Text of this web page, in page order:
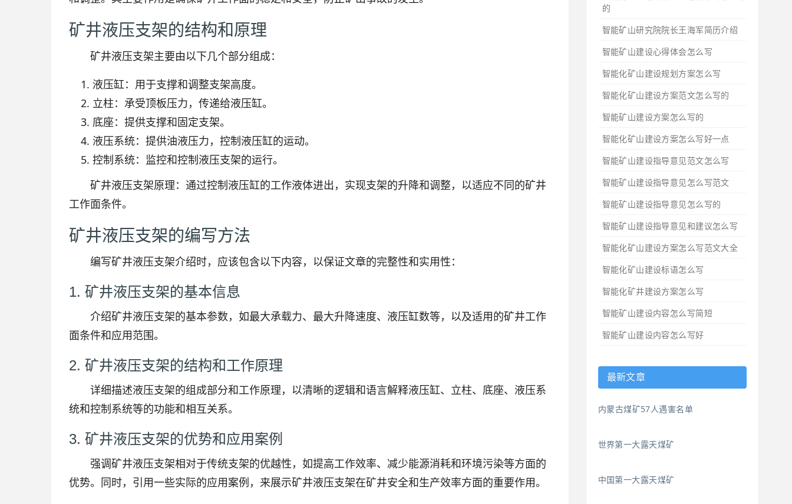
矿井液压支架的结构和原理
矿井液压支架主要由以下几个部分组成：
液压缸：用于支撑和调整支架高度。
立柱：承受顶板压力，传递给液压缸。
底座：提供支撑和固定支架。
液压系统：提供油液压力，控制液压缸的运动。
控制系统：监控和控制液压支架的运行。
矿井液压支架原理：通过控制液压缸的工作液体进出，实现支架的升降和调整，以适应不同的矿井
工作面条件。
矿井液压支架的编写方法
编写矿井液压支架介绍时，应该包含以下内容，以保证文章的完整性和实用性：
1. 矿井液压支架的基本信息
介绍矿井液压支架的基本参数，如最大承载力、最大升降速度、液压缸数等，以及适用的矿井工作
面条件和应用范围。
2. 矿井液压支架的结构和工作原理
详细描述液压支架的组成部分和工作原理，以清晰的逻辑和语言解释液压缸、立柱、底座、液压系
统和控制系统等的功能和相互关系。
3. 矿井液压支架的优势和应用案例
强调矿井液压支架相对于传统支架的优越性，如提高工作效率、减少能源消耗和环境污染等方面的
优势。同时，引用一些实际的应用案例，来展示矿井液压支架在矿井安全和生产效率方面的重要作用。
的
智能矿山研究院院长王海军简历介绍
智能矿山建设心得体会怎么写
智能化矿山建设规划方案怎么写
智能化矿山建设方案范文怎么写的
智能矿山建设方案怎么写的
智能化矿山建设方案怎么写好一点
智能矿山建设指导意见范文怎么写
智能矿山建设指导意见怎么写范文
智能矿山建设指导意见怎么写的
智能矿山建设指导意见和建议怎么写
智能化矿山建设方案怎么写范文大全
智能化矿山建设标语怎么写
智能化矿井建设方案怎么写
智能矿山建设内容怎么写简短
智能矿山建设内容怎么写好
最新文章
内蒙古煤矿57人遇害名单
世界第一大露天煤矿
中国第一大露天煤矿